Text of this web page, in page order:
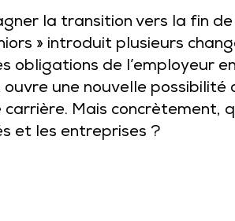
la transition vers la fin
» introduit plusieurs
obligations de l’employeur
une nouvelle possibilité
Mais concrètement,
et les entreprises ?